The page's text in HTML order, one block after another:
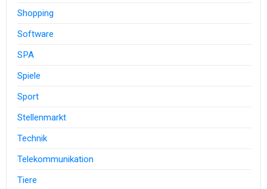
Shopping
Software
SPA
Spiele
Sport
Stellenmarkt
Technik
Telekommunikation
Tiere